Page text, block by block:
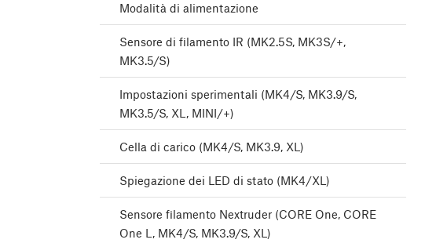
Modalità di alimentazione
Sensore di filamento IR (MK2.5S, MK3S/+,
MK3.5/S)
Impostazioni sperimentali (MK4/S, MK3.9/S,
MK3.5/S, XL, MINI/+)
Cella di carico (MK4/S, MK3.9, XL)
Spiegazione dei LED di stato (MK4/XL)
Sensore filamento Nextruder (CORE One, CORE
One L, MK4/S, MK3.9/S, XL)